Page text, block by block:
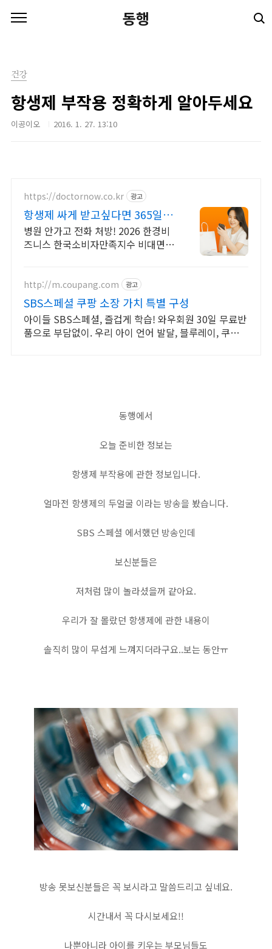
동행
건강
항생제 부작용 정확하게 알아두세요
이공이오 2016. 1. 27. 13:10
https://doctornow.co.kr 광고
항생제 싸게 받고싶다면 365일
24시간 진료가능
병원 안가고 전화 처방! 2026 한경비
즈니스 한국소비자만족지수 비대면진
http://m.coupang.com 광고
SBS스페셜 쿠팡 소장 가치 특별 구성
아이들 SBS스페셜, 즐겁게 학습! 와우회원 30일 무료반
품으로 부담없이. 우리 아이 언어 발달, 블루레이, 쿠팡에
동행에서
오늘 준비한 정보는
항생제 부작용에 관한 정보입니다.
얼마전 항생제의 두얼굴 이라는 방송을 봤습니다.
SBS 스페셜 에서했던 방송인데
보신분들은
저처럼 많이 놀라셨을꺼 같아요.
우리가 잘 몰랐던 항생제에 관한 내용이
솔직히 많이 무섭게 느껴지더라구요..보는 동안ㅠ
방송 못보신분들은 꼭 보시라고 말씀드리고 싶네요.
시간내서 꼭 다시보세요!!
나뿐아니라 아이를 키우는 부모님들도